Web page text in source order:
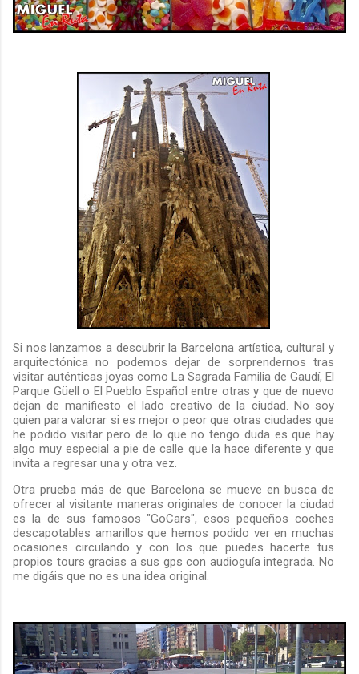
Si nos lanzamos a descubrir la Barcelona artística, cultural y
arquitectónica no podemos dejar de sorprendernos tras
visitar auténticas joyas como La Sagrada Familia de Gaudí, El
Parque Güell o El Pueblo Español entre otras y que de nuevo
dejan de manifiesto el lado creativo de la ciudad. No soy
quien para valorar si es mejor o peor que otras ciudades que
he podido visitar pero de lo que no tengo duda es que hay
algo muy especial a pie de calle que la hace diferente y que
invita a regresar una y otra vez.
Otra prueba más de que Barcelona se mueve en busca de
ofrecer al visitante maneras originales de conocer la ciudad
es la de sus famosos "GoCars", esos pequeños coches
descapotables amarillos que hemos podido ver en muchas
ocasiones circulando y con los que puedes hacerte tus
propios tours gracias a sus gps con audioguía integrada. No
me digáis que no es una idea original.